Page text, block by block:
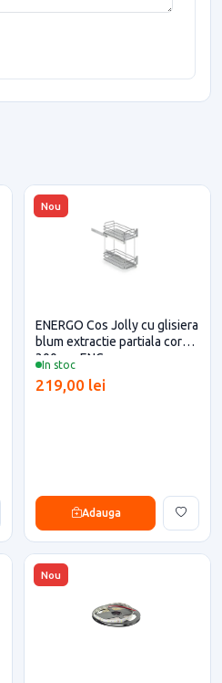
Nou
In stoc
ENERGO Cos Jolly cu glisiera
blum extractie partiala corp
300mm ENG
219,00 lei
Adauga
Nou